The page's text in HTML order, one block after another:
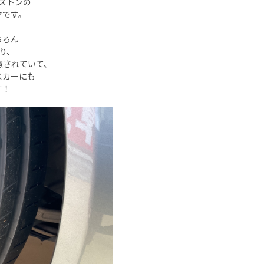
す。
ん
れていて、
ーにも